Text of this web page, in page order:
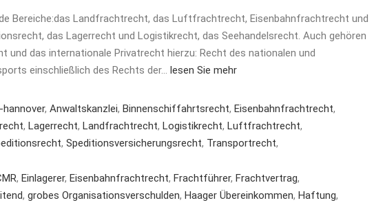
Bereiche:das Landfrachtrecht, das Luftfrachtrecht, Eisenbahnfrachtrecht und
das Lagerrecht und Logistikrecht, das Seehandelsrecht. Auch gehören
und das internationale Privatrecht hierzu: Recht des nationalen und
einschließlich des Rechts der… lesen Sie mehr
, Anwaltskanzlei, Binnenschiffahrtsrecht, Eisenbahnfrachtrecht,
, Lagerrecht, Landfrachtrecht, Logistikrecht, Luftfrachtrecht,
, Speditionsversicherungsrecht, Transportrecht,
, Einlagerer, Eisenbahnfrachtrecht, Frachtführer, Frachtvertrag,
, grobes Organisationsverschulden, Haager Übereinkommen, Haftung,